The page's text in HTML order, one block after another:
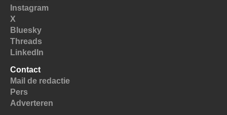
Instagram
X
Bluesky
Threads
LinkedIn
Contact
Mail de redactie
Pers
Adverteren